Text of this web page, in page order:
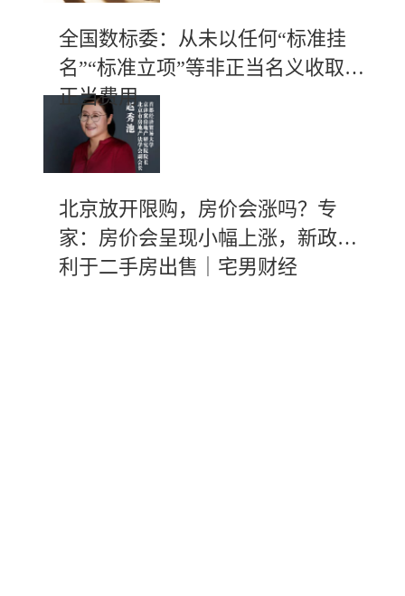
全国数标委：从未以任何“标准挂
名”“标准立项”等非正当名义收取不
正当费用
北京放开限购，房价会涨吗？专
家：房价会呈现小幅上涨，新政有
利于二手房出售｜宅男财经